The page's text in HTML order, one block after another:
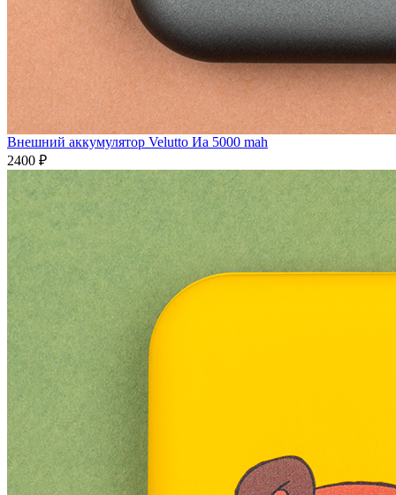
Внешний аккумулятор Velutto Иа 5000 mah
2400 ₽